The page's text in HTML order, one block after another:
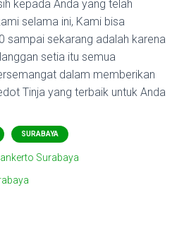
kepada Anda yang telah
selama ini, Kami bisa
sampai sekarang adalah karena
setia itu semua
dalam memberikan
Tinja yang terbaik untuk Anda
SURABAYA
Surabaya